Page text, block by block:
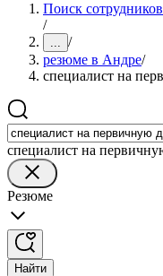
Поиск
/
... /
резюме в Андре/
специалист на
специалист на
Резюме
Найти